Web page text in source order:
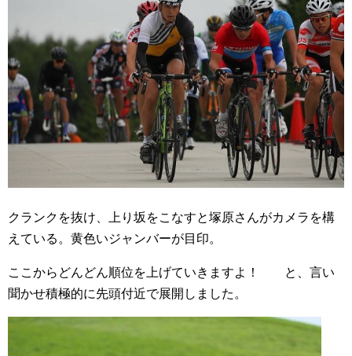
クランクを抜け、上り坂をこなすと塚原さんがカメラを構
えている。黄色いジャンバーが目印。
ここからどんどん順位を上げていきますよ！ と、言い
聞かせ積極的に先頭付近で展開しました。